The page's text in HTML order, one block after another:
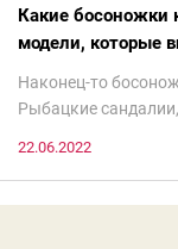
Какие босоножки
модели, которые
Наконец-то
Рыбацкие
модно, совсем не
Достаточно лишь
22.06.2022